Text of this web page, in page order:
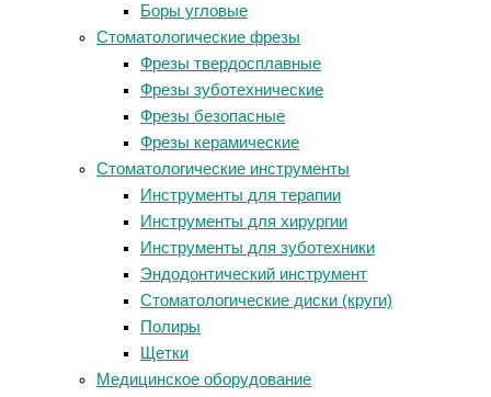
Боры угловые
Стоматологические фрезы
Фрезы твердосплавные
Фрезы зуботехнические
Фрезы безопасные
Фрезы керамические
Стоматологические инструменты
Инструменты для терапии
Инструменты для хирургии
Инструменты для зуботехники
Эндодонтический инструмент
Стоматологические диски (круги)
Полиры
Щетки
Медицинское оборудование